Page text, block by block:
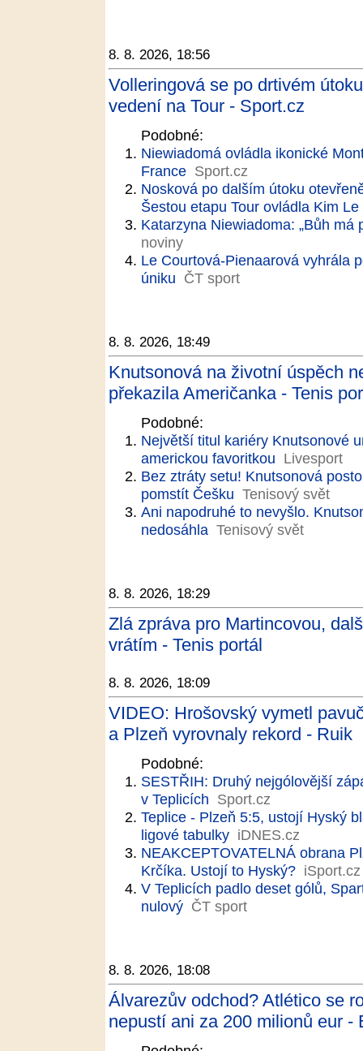
8. 8. 2026, 18:56
Volleringová se po drtivém
vedení na Tour - Sport.cz
Podobné:
Niewiadomá ovládla ikonické
France Sport.cz
Nosková po dalším útoku
Šestou etapu Tour ovládla Kim Le
Katarzyna Niewiadoma: „Bůh má
noviny
Le Courtová-Pienaarová vyhrála
úniku ČT sport
8. 8. 2026, 18:49
Knutsonová na životní úspěch
překazila Američanka - Tenis
Podobné:
Největší titul kariéry Knutsonové
americkou favoritkou Livesport
Bez ztráty setu! Knutsonová
pomstít Češku Tenisový svět
Ani napodruhé to nevyšlo.
nedosáhla Tenisový svět
8. 8. 2026, 18:29
Zlá zpráva pro Martincovou,
vrátím - Tenis portál
8. 8. 2026, 18:09
VIDEO: Hrošovský vymetl
a Plzeň vyrovnaly rekord - Ruik
Podobné:
SESTŘIH: Druhý nejgólovější
v Teplicích Sport.cz
Teplice - Plzeň 5:5, ustojí Hyský
ligové tabulky iDNES.cz
NEAKCEPTOVATELNÁ obrana
Krčíka. Ustojí to Hyský? iSport.cz
V Teplicích padlo deset gólů,
nulový ČT sport
8. 8. 2026, 18:08
Álvarezův odchod? Atlético se
nepustí ani za 200 milionů eur -